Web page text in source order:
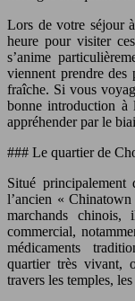
Lors de votre séjour
heure pour visiter
s’anime
viennent prendre des
fraîche. Si vous
bonne introduction à
appréhender par le
### Le quartier de
Situé
l’ancien «
marchands chinois,
commercial,
médicaments
quartier très vivant,
travers les temples,